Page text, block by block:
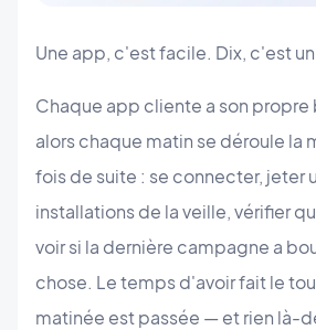
Une app, c'est facile. Dix, c'est
Chaque app cliente a son
alors chaque matin se déroule la
fois de suite : se connecter, jeter
installations de la veille, vérifier
voir si la dernière campagne a
chose. Le temps d'avoir fait le
matinée est passée — et rien là-